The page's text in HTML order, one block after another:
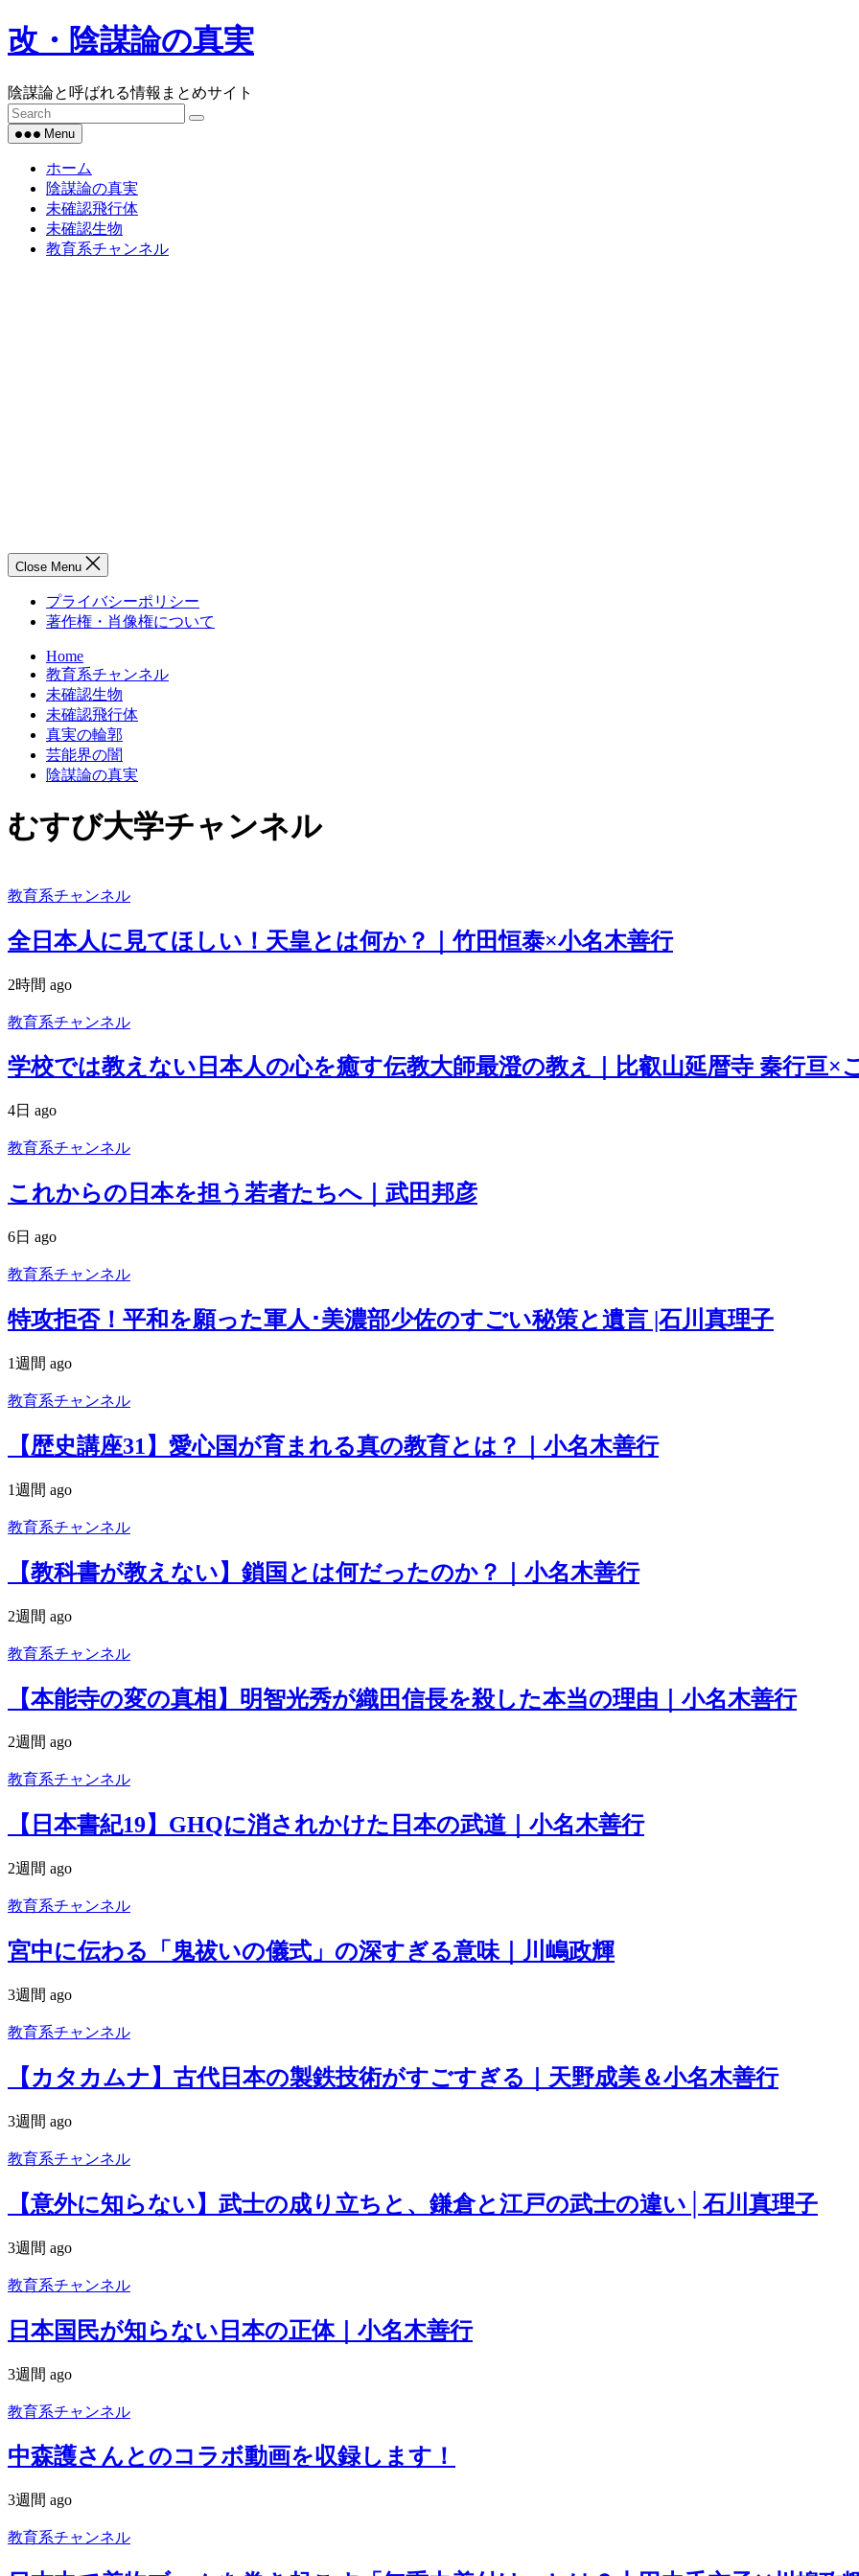
Skip
to
改・陰謀論の真実
陰謀論と呼ばれる情報まとめサイト
Menu
ホーム
陰謀論の真実
未確認飛行体
未確認生物
教育系チャンネル
Close Menu
プライバシーポリシー
著作権・肖像権について
Home
教育系チャンネル
未確認生物
未確認飛行体
真実の輪郭
芸能界の闇
陰謀論の真実
むすび大学チャンネル
教育系チャンネル
全日本人に見てほしい！天皇とは何か？｜竹田恒泰×小名木善行
2時間 ago
教育系チャンネル
学校では教えない日本人の心を癒す伝教大師最澄の教え｜比叡山延暦寺 秦行亘×
4日 ago
教育系チャンネル
これからの日本を担う若者たちへ｜武田邦彦
6日 ago
教育系チャンネル
特攻拒否！平和を願った軍人･美濃部少佐のすごい秘策と遺言 |石川真理子
1週間 ago
教育系チャンネル
【歴史講座31】愛心国が育まれる真の教育とは？｜小名木善行
1週間 ago
教育系チャンネル
【教科書が教えない】鎖国とは何だったのか？｜小名木善行
2週間 ago
教育系チャンネル
【本能寺の変の真相】明智光秀が織田信長を殺した本当の理由｜小名木善行
2週間 ago
教育系チャンネル
【日本書紀19】GHQに消されかけた日本の武道｜小名木善行
2週間 ago
教育系チャンネル
宮中に伝わる「鬼祓いの儀式」の深すぎる意味｜川嶋政輝
3週間 ago
教育系チャンネル
【カタカムナ】古代日本の製鉄技術がすごすぎる｜天野成美＆小名木善行
3週間 ago
教育系チャンネル
【意外に知らない】武士の成り立ちと、鎌倉と江戸の武士の違い│石川真理子
3週間 ago
教育系チャンネル
日本国民が知らない日本の正体｜小名木善行
3週間 ago
教育系チャンネル
中森護さんとのコラボ動画を収録します！
3週間 ago
教育系チャンネル